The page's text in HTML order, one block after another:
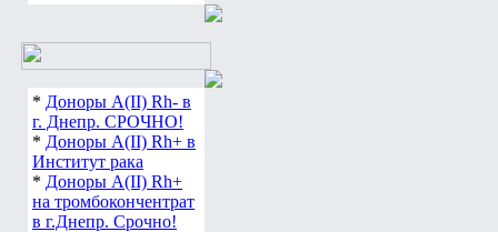
* Доноры А(ІІ) Rh- в
г. Днепр. СРОЧНО!
* Доноры А(ІІ) Rh+ в
Институт рака
* Доноры А(ІІ) Rh+
на тромбокончентрат
в г.Днепр. Срочно!